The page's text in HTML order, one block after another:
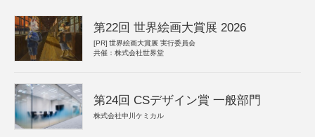
第22回 世界絵画大賞展 2026
[PR] 世界絵画大賞展 実行委員会
共催：株式会社世界堂
第24回 CSデザイン賞 一般部門
株式会社中川ケミカル